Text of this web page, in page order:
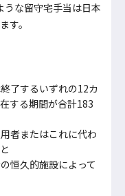
うな留守宅手当は日本
す。
了するいずれの12カ
する期間が合計183
者またはこれに代わ
恒久的施設によって